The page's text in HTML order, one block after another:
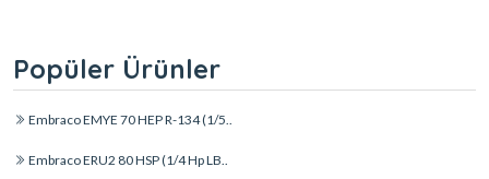
Popüler Ürünler
Embraco EMYE 70 HEP R-134 (1/5..
Embraco ERU2 80 HSP (1/4 Hp LB..